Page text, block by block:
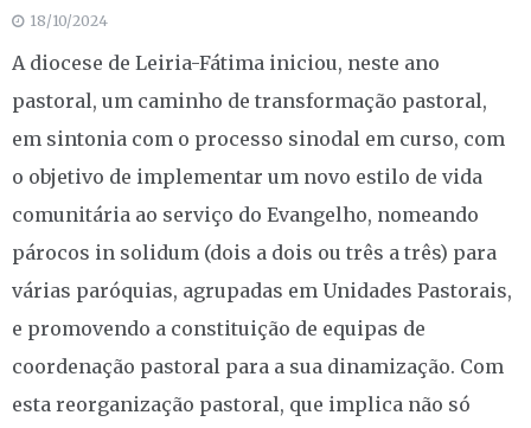
18/10/2024
A diocese de Leiria-Fátima iniciou, neste ano
pastoral, um caminho de transformação pastoral,
em sintonia com o processo sinodal em curso, com
o objetivo de implementar um novo estilo de vida
comunitária ao serviço do Evangelho, nomeando
párocos in solidum (dois a dois ou três a três) para
várias paróquias, agrupadas em Unidades Pastorais,
e promovendo a constituição de equipas de
coordenação pastoral para a sua dinamização. Com
esta reorganização pastoral, que implica não só